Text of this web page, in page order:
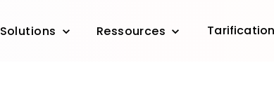
Solutions Ressources Tarification